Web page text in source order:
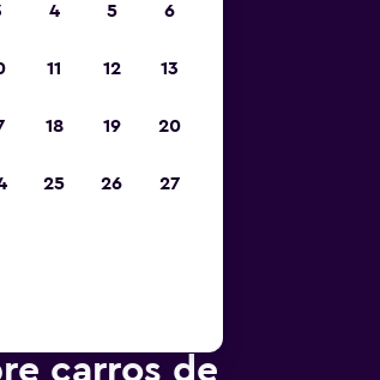
carros de
4 5 6
11 12 13
18 19 20
25 26 27